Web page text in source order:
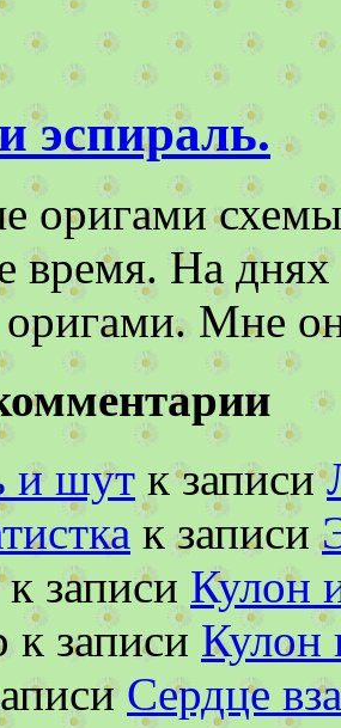
эспираль.
оригами
время. На
оригами. Мне
и шут к записи
к записи
к записи Кулон
к записи Кулон
Сердце